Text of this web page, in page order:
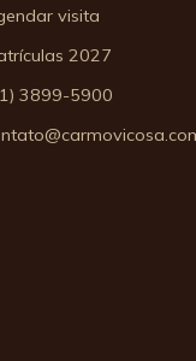
visita
2027
3899-5900